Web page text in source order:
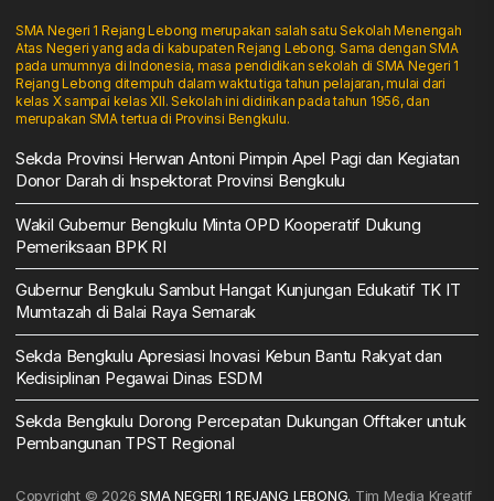
SMA Negeri 1 Rejang Lebong merupakan salah satu Sekolah Menengah
Atas Negeri yang ada di kabupaten Rejang Lebong. Sama dengan SMA
pada umumnya di Indonesia, masa pendidikan sekolah di SMA Negeri 1
Rejang Lebong ditempuh dalam waktu tiga tahun pelajaran, mulai dari
kelas X sampai kelas XII. Sekolah ini didirikan pada tahun 1956, dan
merupakan SMA tertua di Provinsi Bengkulu.
Sekda Provinsi Herwan Antoni Pimpin Apel Pagi dan Kegiatan
Donor Darah di Inspektorat Provinsi Bengkulu
Wakil Gubernur Bengkulu Minta OPD Kooperatif Dukung
Pemeriksaan BPK RI
Gubernur Bengkulu Sambut Hangat Kunjungan Edukatif TK IT
Mumtazah di Balai Raya Semarak
Sekda Bengkulu Apresiasi Inovasi Kebun Bantu Rakyat dan
Kedisiplinan Pegawai Dinas ESDM
Sekda Bengkulu Dorong Percepatan Dukungan Offtaker untuk
Pembangunan TPST Regional
Copyright © 2026SMA NEGERI 1 REJANG LEBONG. Tim Media Kreatif